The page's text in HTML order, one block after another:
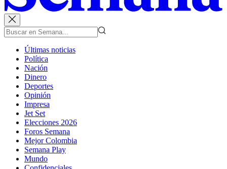
Últimas noticias
Política
Nación
Dinero
Deportes
Opinión
Impresa
Jet Set
Elecciones 2026
Foros Semana
Mejor Colombia
Semana Play
Mundo